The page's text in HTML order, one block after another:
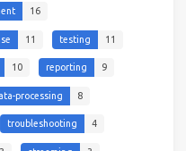
16
11 testing 11
10 reporting 9
processing 8
troubleshooting 4